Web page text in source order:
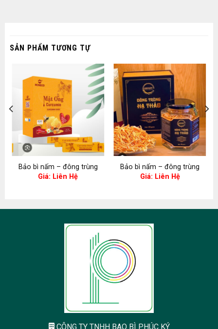
SẢN PHẨM TƯƠNG TỰ
Bảo bì nấm – đông trùng
Giá: Liên Hệ
Bảo bì nấm – đông trùng
Giá: Liên Hệ
CÔNG TY TNHH BAO BÌ PHÚC KÝ